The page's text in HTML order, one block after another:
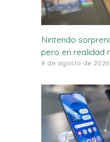
Nintendo
pero en realidad
8 de agosto de 2026